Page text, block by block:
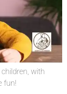
with
fun!